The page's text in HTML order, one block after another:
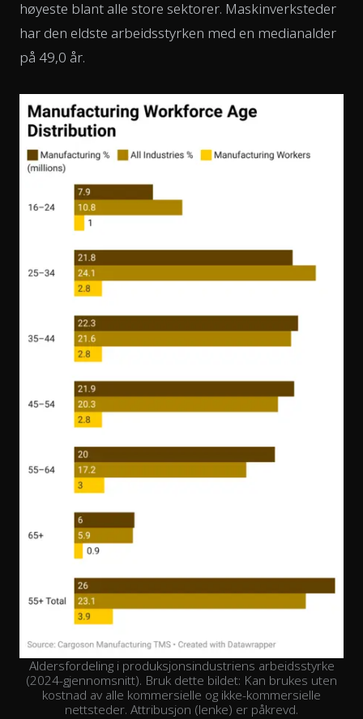
høyeste blant alle store sektorer. Maskinverksteder
har den eldste arbeidsstyrken med en medianalder
på 49,0 år.
Aldersfordeling i produksjonsindustriens arbeidsstyrke
(2024-gjennomsnitt). Bruk dette bildet: Kan brukes uten
kostnad av alle kommersielle og ikke-kommersielle
nettsteder. Attribusjon (lenke) er påkrevd.